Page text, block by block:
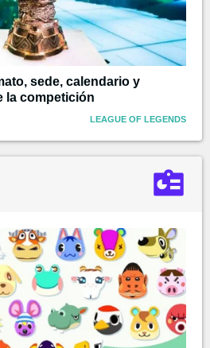
sede, calendario y
la competición
LEAGUE OF LEGENDS